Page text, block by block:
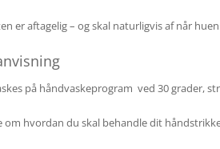
er aftagelig – og skal naturligvis af når
på håndvaskeprogram ved 30 grader,
om hvordan du skal behandle dit